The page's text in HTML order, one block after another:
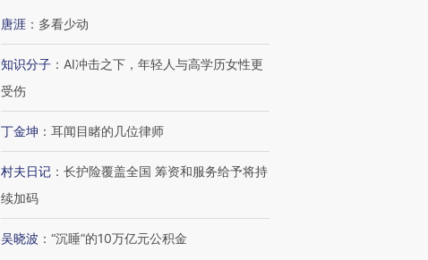
唐涯 ： 多看少动
知识分子 ： AI冲击之下，年轻人与高学历女性更
受伤
丁金坤 ： 耳闻目睹的几位律师
村夫日记 ： 长护险覆盖全国 筹资和服务给予将持
续加码
吴晓波 ： “沉睡”的10万亿元公积金